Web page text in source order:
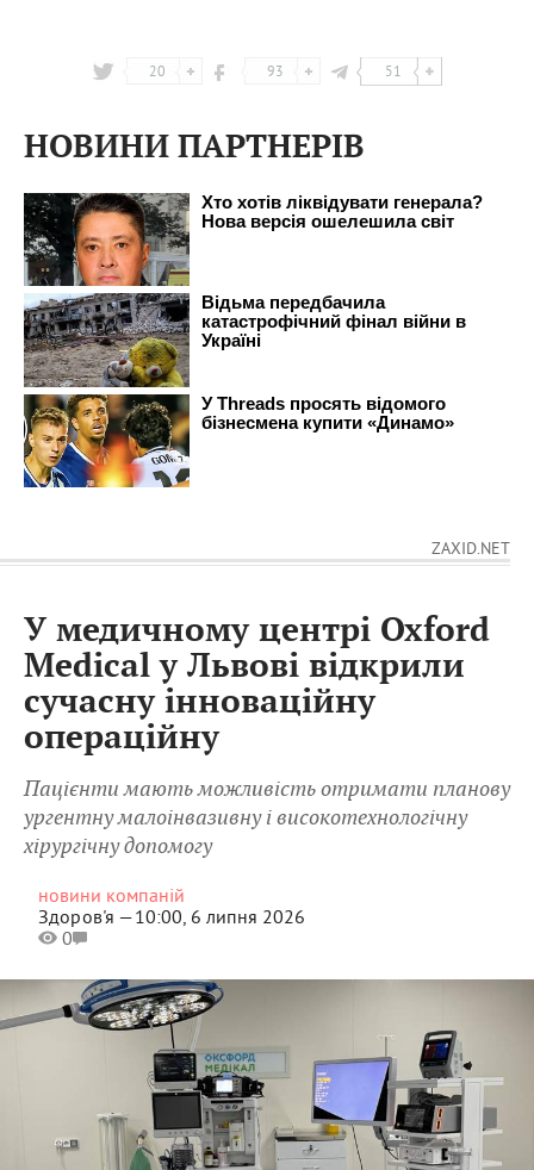
20 93 51
НОВИНИ ПАРТНЕРІВ
ZAXID.NET
У медичному центрі Oxford
Medical у Львові відкрили
сучасну інноваційну
операційну
Пацієнти мають можливість отримати планову
ургентну малоінвазивну і високотехнологічну
хірургічну допомогу
новини компаній
Здоров'я —10:00, 6 липня 2026
0